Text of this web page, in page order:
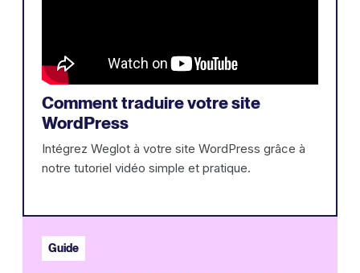
Comment traduire votre site
WordPress
Intégrez Weglot à votre site WordPress grâce à
notre tutoriel vidéo simple et pratique.
Guide